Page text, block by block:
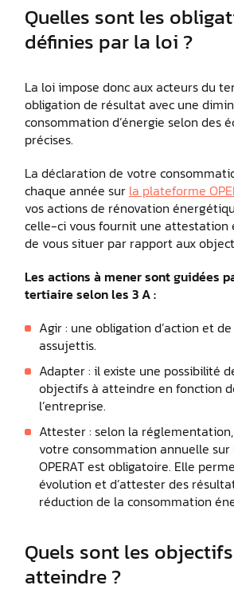
Quelles sont les
définies par la loi ?
La loi impose donc aux acteurs du
obligation de résultat avec une
consommation d’énergie selon des
précises.
La déclaration de votre
chaque année sur la plateforme
vos actions de rénovation
celle-ci vous fournit une attestation
de vous situer par rapport aux
Les actions à mener sont guidées
tertiaire selon les 3 A :
Agir : une obligation d’action et
assujettis.
Adapter : il existe une possibilité
objectifs à atteindre en fonction
l’entreprise.
Attester : selon la
votre consommation annuelle
OPERAT est obligatoire. Elle
évolution et d’attester des
réduction de la consommation
Quels sont les
atteindre ?